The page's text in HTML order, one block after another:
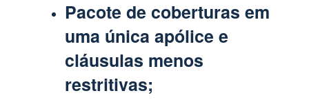
Pacote de coberturas em
uma única apólice e
cláusulas menos
restritivas;